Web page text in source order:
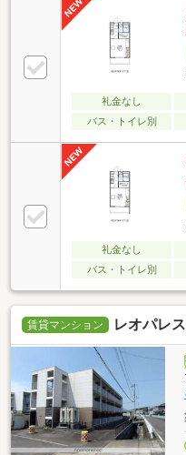
礼金なし
バス・トイレ別
礼金なし
バス・トイレ別
賃貸マンション レオパレ